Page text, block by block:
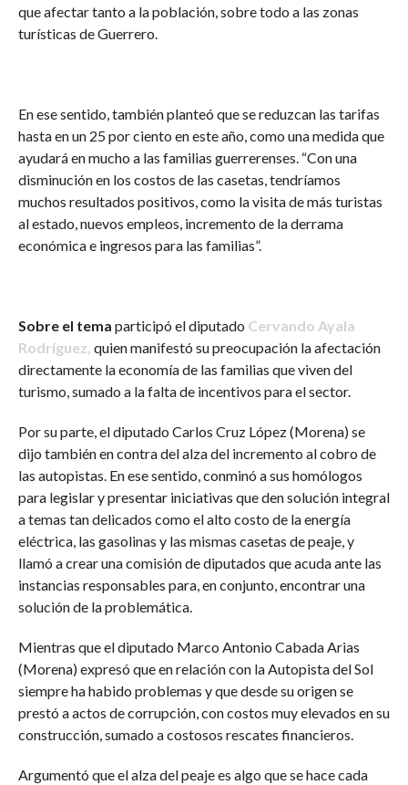
que afectar tanto a la población, sobre todo a las zonas
turísticas de Guerrero.
En ese sentido, también planteó que se reduzcan las tarifas
hasta en un 25 por ciento en este año, como una medida que
ayudará en mucho a las familias guerrerenses. “Con una
disminución en los costos de las casetas, tendríamos
muchos resultados positivos, como la visita de más turistas
al estado, nuevos empleos, incremento de la derrama
económica e ingresos para las familias”.
Sobre el tema participó el diputado Cervando Ayala
Rodríguez, quien manifestó su preocupación la afectación
directamente la economía de las familias que viven del
turismo, sumado a la falta de incentivos para el sector.
Por su parte, el diputado Carlos Cruz López (Morena) se
dijo también en contra del alza del incremento al cobro de
las autopistas. En ese sentido, conminó a sus homólogos
para legislar y presentar iniciativas que den solución integral
a temas tan delicados como el alto costo de la energía
eléctrica, las gasolinas y las mismas casetas de peaje, y
llamó a crear una comisión de diputados que acuda ante las
instancias responsables para, en conjunto, encontrar una
solución de la problemática.
Mientras que el diputado Marco Antonio Cabada Arias
(Morena) expresó que en relación con la Autopista del Sol
siempre ha habido problemas y que desde su origen se
prestó a actos de corrupción, con costos muy elevados en su
construcción, sumado a costosos rescates financieros.
Argumentó que el alza del peaje es algo que se hace cada